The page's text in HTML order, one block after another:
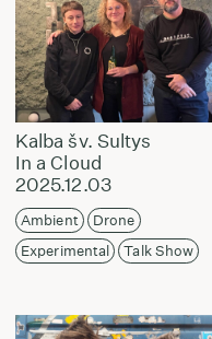
Kalba šv. Sultys
In a Cloud
2025.12.03
Ambient
Drone
Experimental
Talk Show